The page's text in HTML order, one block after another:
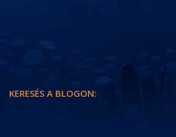
ÚTI BESZÁMOLÓK
KERESÉS A BLOGON: